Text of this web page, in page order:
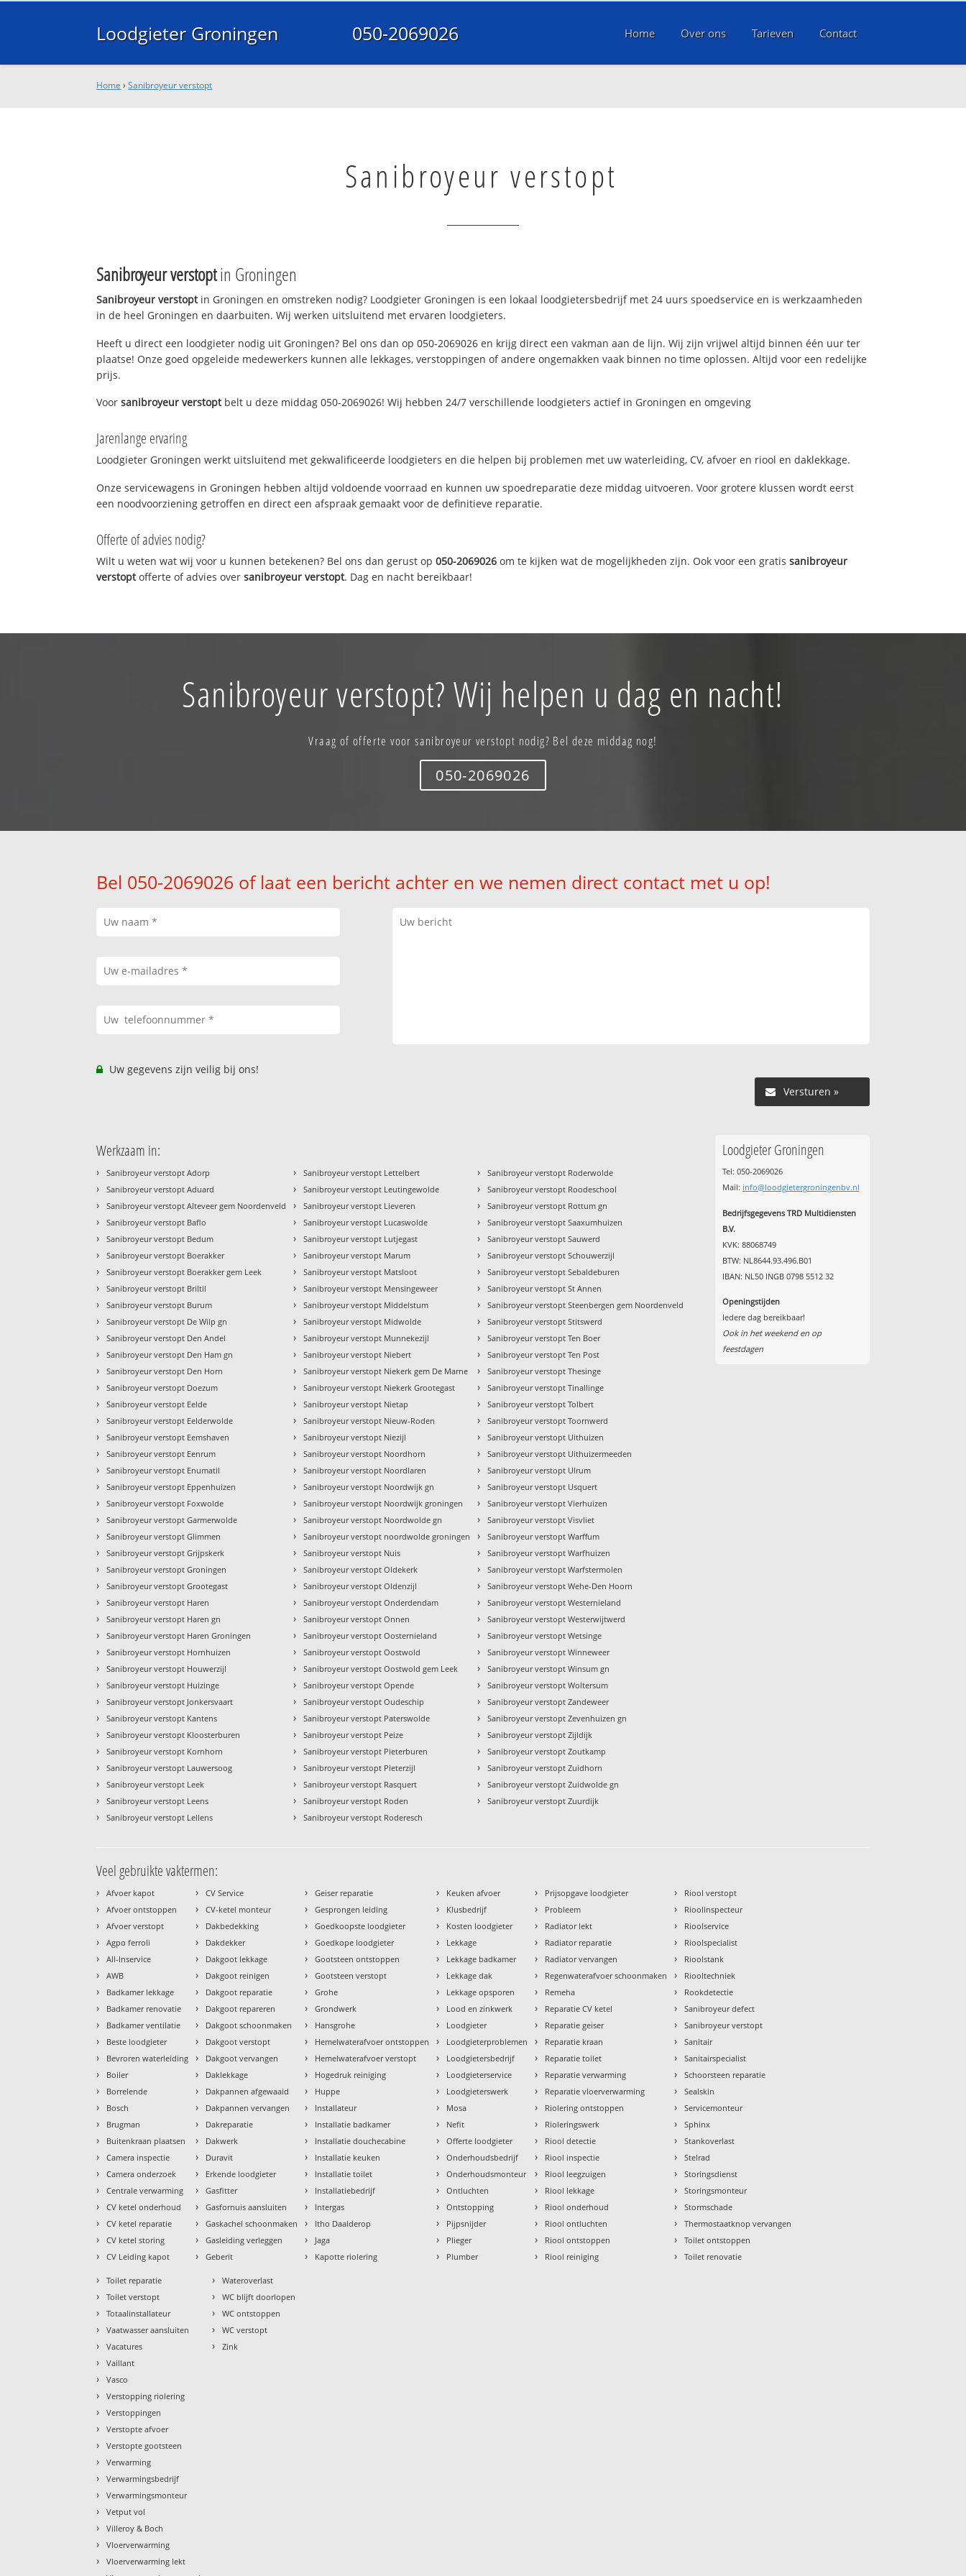
Loodgieter Groningen 050-2069026 Home Over ons Tarieven Contact
Home ›Sanibroyeur verstopt
Sanibroyeur verstopt
Sanibroyeur verstoptin Groningen
Sanibroyeur verstoptin Groningen en omstreken nodig? Loodgieter Groningen is een lokaal loodgietersbedrijf met 24 uurs spoedservice en is werkzaamheden
in de heel Groningen en daarbuiten. Wij werken uitsluitend met ervaren loodgieters.
Heeft u direct een loodgieter nodig uit Groningen? Bel ons dan op 050-2069026 en krijg direct een vakman aan de lijn. Wij zijn vrijwel altijd binnen één uur ter
plaatse! Onze goed opgeleide medewerkers kunnen alle lekkages, verstoppingen of andere ongemakken vaak binnen no time oplossen. Altijd voor een redelijke
prijs.
Voorsanibroyeur verstoptbelt u deze middag 050-2069026! Wij hebben 24/7 verschillende loodgieters actief in Groningen en omgeving
Jarenlange ervaring
Loodgieter Groningen werkt uitsluitend met gekwalificeerde loodgieters en die helpen bij problemen met uw waterleiding, CV, afvoer en riool en daklekkage.
Onze servicewagens in Groningen hebben altijd voldoende voorraad en kunnen uw spoedreparatie deze middag uitvoeren. Voor grotere klussen wordt eerst
een noodvoorziening getroffen en direct een afspraak gemaakt voor de definitieve reparatie.
Offerte of advies nodig?
Wilt u weten wat wij voor u kunnen betekenen? Bel ons dan gerust op050-2069026 om te kijken wat de mogelijkheden zijn. Ook voor een gratissanibroyeur
verstoptofferte of advies oversanibroyeur verstopt. Dag en nacht bereikbaar!
Sanibroyeur verstopt? Wij helpen u dag en nacht!
Vraag of offerte voor sanibroyeur verstopt nodig? Bel deze middag nog!
050-2069026
Bel 050-2069026 of laat een bericht achter en we nemen direct contact met u op!
Uw gegevens zijn veilig bij ons!
Versturen »
Werkzaam in:
› Sanibroyeur verstopt Adorp
› Sanibroyeur verstopt Aduard
› Sanibroyeur verstopt Alteveer gem Noordenveld
› Sanibroyeur verstopt Baflo
› Sanibroyeur verstopt Bedum
› Sanibroyeur verstopt Boerakker
› Sanibroyeur verstopt Boerakker gem Leek
› Sanibroyeur verstopt Briltil
› Sanibroyeur verstopt Burum
› Sanibroyeur verstopt De Wilp gn
› Sanibroyeur verstopt Den Andel
› Sanibroyeur verstopt Den Ham gn
› Sanibroyeur verstopt Den Horn
› Sanibroyeur verstopt Doezum
› Sanibroyeur verstopt Eelde
› Sanibroyeur verstopt Eelderwolde
› Sanibroyeur verstopt Eemshaven
› Sanibroyeur verstopt Eenrum
› Sanibroyeur verstopt Enumatil
› Sanibroyeur verstopt Eppenhuizen
› Sanibroyeur verstopt Foxwolde
› Sanibroyeur verstopt Garmerwolde
› Sanibroyeur verstopt Glimmen
› Sanibroyeur verstopt Grijpskerk
› Sanibroyeur verstopt Groningen
› Sanibroyeur verstopt Grootegast
› Sanibroyeur verstopt Haren
› Sanibroyeur verstopt Haren gn
› Sanibroyeur verstopt Haren Groningen
› Sanibroyeur verstopt Hornhuizen
› Sanibroyeur verstopt Houwerzijl
› Sanibroyeur verstopt Huizinge
› Sanibroyeur verstopt Jonkersvaart
› Sanibroyeur verstopt Kantens
› Sanibroyeur verstopt Kloosterburen
› Sanibroyeur verstopt Kornhorn
› Sanibroyeur verstopt Lauwersoog
› Sanibroyeur verstopt Leek
› Sanibroyeur verstopt Leens
› Sanibroyeur verstopt Lellens
› Sanibroyeur verstopt Lettelbert
› Sanibroyeur verstopt Leutingewolde
› Sanibroyeur verstopt Lieveren
› Sanibroyeur verstopt Lucaswolde
› Sanibroyeur verstopt Lutjegast
› Sanibroyeur verstopt Marum
› Sanibroyeur verstopt Matsloot
› Sanibroyeur verstopt Mensingeweer
› Sanibroyeur verstopt Middelstum
› Sanibroyeur verstopt Midwolde
› Sanibroyeur verstopt Munnekezijl
› Sanibroyeur verstopt Niebert
› Sanibroyeur verstopt Niekerk gem De Marne
› Sanibroyeur verstopt Niekerk Grootegast
› Sanibroyeur verstopt Nietap
› Sanibroyeur verstopt Nieuw-Roden
› Sanibroyeur verstopt Niezijl
› Sanibroyeur verstopt Noordhorn
› Sanibroyeur verstopt Noordlaren
› Sanibroyeur verstopt Noordwijk gn
› Sanibroyeur verstopt Noordwijk groningen
› Sanibroyeur verstopt Noordwolde gn
› Sanibroyeur verstopt noordwolde groningen
› Sanibroyeur verstopt Nuis
› Sanibroyeur verstopt Oldekerk
› Sanibroyeur verstopt Oldenzijl
› Sanibroyeur verstopt Onderdendam
› Sanibroyeur verstopt Onnen
› Sanibroyeur verstopt Oosternieland
› Sanibroyeur verstopt Oostwold
› Sanibroyeur verstopt Oostwold gem Leek
› Sanibroyeur verstopt Opende
› Sanibroyeur verstopt Oudeschip
› Sanibroyeur verstopt Paterswolde
› Sanibroyeur verstopt Peize
› Sanibroyeur verstopt Pieterburen
› Sanibroyeur verstopt Pieterzijl
› Sanibroyeur verstopt Rasquert
› Sanibroyeur verstopt Roden
› Sanibroyeur verstopt Roderesch
› Sanibroyeur verstopt Roderwolde
› Sanibroyeur verstopt Roodeschool
› Sanibroyeur verstopt Rottum gn
› Sanibroyeur verstopt Saaxumhuizen
› Sanibroyeur verstopt Sauwerd
› Sanibroyeur verstopt Schouwerzijl
› Sanibroyeur verstopt Sebaldeburen
› Sanibroyeur verstopt St Annen
› Sanibroyeur verstopt Steenbergen gem Noordenveld
› Sanibroyeur verstopt Stitswerd
› Sanibroyeur verstopt Ten Boer
› Sanibroyeur verstopt Ten Post
› Sanibroyeur verstopt Thesinge
› Sanibroyeur verstopt Tinallinge
› Sanibroyeur verstopt Tolbert
› Sanibroyeur verstopt Toornwerd
› Sanibroyeur verstopt Uithuizen
› Sanibroyeur verstopt Uithuizermeeden
› Sanibroyeur verstopt Ulrum
› Sanibroyeur verstopt Usquert
› Sanibroyeur verstopt Vierhuizen
› Sanibroyeur verstopt Visvliet
› Sanibroyeur verstopt Warffum
› Sanibroyeur verstopt Warfhuizen
› Sanibroyeur verstopt Warfstermolen
› Sanibroyeur verstopt Wehe-Den Hoorn
› Sanibroyeur verstopt Westernieland
› Sanibroyeur verstopt Westerwijtwerd
› Sanibroyeur verstopt Wetsinge
› Sanibroyeur verstopt Winneweer
› Sanibroyeur verstopt Winsum gn
› Sanibroyeur verstopt Woltersum
› Sanibroyeur verstopt Zandeweer
› Sanibroyeur verstopt Zevenhuizen gn
› Sanibroyeur verstopt Zijldijk
› Sanibroyeur verstopt Zoutkamp
› Sanibroyeur verstopt Zuidhorn
› Sanibroyeur verstopt Zuidwolde gn
› Sanibroyeur verstopt Zuurdijk
Loodgieter Groningen
Tel: 050-2069026
Mail: info@loodgietergroningenbv.nl
Bedrijfsgegevens TRD Multidiensten
B.V.
KVK: 88068749
BTW: NL8644.93.496.B01
IBAN: NL50 INGB 0798 5512 32
Openingstijden
Iedere dag bereikbaar!
Ook in het weekend en op
feestdagen
Veel gebruikte vaktermen:
› Afvoer kapot
› Afvoer ontstoppen
› Afvoer verstopt
› Agpo ferroli
› All-Inservice
› AWB
› Badkamer lekkage
› Badkamer renovatie
› Badkamer ventilatie
› Beste loodgieter
› Bevroren waterleiding
› Boiler
› Borrelende
› Bosch
› Brugman
› Buitenkraan plaatsen
› Camera inspectie
› Camera onderzoek
› Centrale verwarming
› CV ketel onderhoud
› CV ketel reparatie
› CV ketel storing
› CV Leiding kapot
› CV Service
› CV-ketel monteur
› Dakbedekking
› Dakdekker
› Dakgoot lekkage
› Dakgoot reinigen
› Dakgoot reparatie
› Dakgoot repareren
› Dakgoot schoonmaken
› Dakgoot verstopt
› Dakgoot vervangen
› Daklekkage
› Dakpannen afgewaaid
› Dakpannen vervangen
› Dakreparatie
› Dakwerk
› Duravit
› Erkende loodgieter
› Gasfitter
› Gasfornuis aansluiten
› Gaskachel schoonmaken
› Gasleiding verleggen
› Geberit
› Geiser reparatie
› Gesprongen leiding
› Goedkoopste loodgieter
› Goedkope loodgieter
› Gootsteen ontstoppen
› Gootsteen verstopt
› Grohe
› Grondwerk
› Hansgrohe
› Hemelwaterafvoer ontstoppen
› Hemelwaterafvoer verstopt
› Hogedruk reiniging
› Huppe
› Installateur
› Installatie badkamer
› Installatie douchecabine
› Installatie keuken
› Installatie toilet
› Installatiebedrijf
› Intergas
› Itho Daalderop
› Jaga
› Kapotte riolering
› Keuken afvoer
› Klusbedrijf
› Kosten loodgieter
› Lekkage
› Lekkage badkamer
› Lekkage dak
› Lekkage opsporen
› Lood en zinkwerk
› Loodgieter
› Loodgieterproblemen
› Loodgietersbedrijf
› Loodgieterservice
› Loodgieterswerk
› Mosa
› Nefit
› Offerte loodgieter
› Onderhoudsbedrijf
› Onderhoudsmonteur
› Ontluchten
› Ontstopping
› Pijpsnijder
› Plieger
› Plumber
› Prijsopgave loodgieter
› Probleem
› Radiator lekt
› Radiator reparatie
› Radiator vervangen
› Regenwaterafvoer schoonmaken
› Remeha
› Reparatie CV ketel
› Reparatie geiser
› Reparatie kraan
› Reparatie toilet
› Reparatie verwarming
› Reparatie vloerverwarming
› Riolering ontstoppen
› Rioleringswerk
› Riool detectie
› Riool inspectie
› Riool leegzuigen
› Riool lekkage
› Riool onderhoud
› Riool ontluchten
› Riool ontstoppen
› Riool reiniging
› Riool verstopt
› Rioolinspecteur
› Rioolservice
› Rioolspecialist
› Rioolstank
› Riooltechniek
› Rookdetectie
› Sanibroyeur defect
› Sanibroyeur verstopt
› Sanitair
› Sanitairspecialist
› Schoorsteen reparatie
› Sealskin
› Servicemonteur
› Sphinx
› Stankoverlast
› Stelrad
› Storingsdienst
› Storingsmonteur
› Stormschade
› Thermostaatknop vervangen
› Toilet ontstoppen
› Toilet renovatie
› Toilet reparatie
› Toilet verstopt
› Totaalinstallateur
› Vaatwasser aansluiten
› Vacatures
› Vaillant
› Vasco
› Verstopping riolering
› Verstoppingen
› Verstopte afvoer
› Verstopte gootsteen
› Verwarming
› Verwarmingsbedrijf
› Verwarmingsmonteur
› Vetput vol
› Villeroy & Boch
› Vloerverwarming
› Vloerverwarming lekt
› Wateroverlast
› WC blijft doorlopen
› WC ontstoppen
› WC verstopt
› Zink